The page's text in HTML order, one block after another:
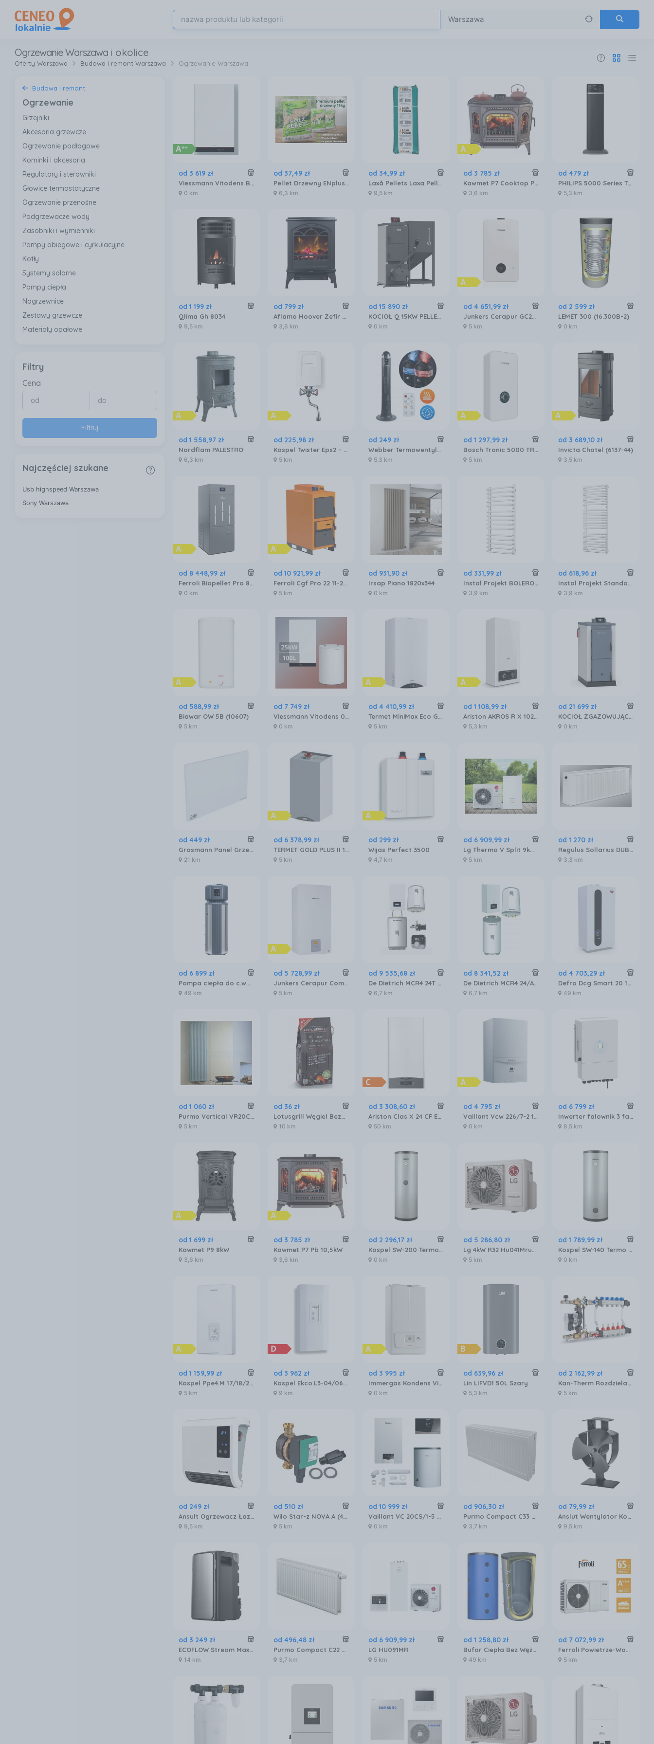
Ogrzewanie Warszawa i okolice
Oferty Warszawa Budowa i remont Warszawa Ogrzewanie Warszawa
Budowa i remont
Ogrzewanie
Grzejniki
Akcesoria grzewcze
Ogrzewanie podłogowe
Kominki i akcesoria
Regulatory i sterowniki
Głowice termostatyczne
Ogrzewanie przenośne
Podgrzewacze wody
Zasobniki i wymienniki
Pompy obiegowe i cyrkulacyjne
Kotły
Systemy solarne
Pompy ciepła
Nagrzewnice
Zestawy grzewcze
Materiały opałowe
Filtry
Cena
Filtruj
Najczęściej szukane
Usb highspeed Warszawa
Sony Warszawa
od 3 619 zł
Viessmann Vitodens Boka 050-W 25kW Z024665
0 km
od 37,49 zł
Pellet Drzewny ENplus A1 15 kg
6,3 km
od 34,99 zł
Laxå Pellets Laxa Pellets Pellety Drewniane 6mm 16kg
9,5 km
od 3 785 zł
Kawmet P7 Cooktop Pb Eco
3,6 km
od 479 zł
PHILIPS 5000 Series Termowentylator ceramiczny CX5120/11
5,3 km
od 1 199 zł
Qlima Gh 8034
9,5 km
od 799 zł
Aflamo Hoover Zefir W14
3,6 km
od 15 890 zł
KOCIOŁ Q 15KW PELLETOWY HEIZTECHNIK 30310021
0 km
od 4 651,99 zł
Junkers Cerapur GC2200W 20/25C 7736901493
5 km
od 2 599 zł
LEMET 300 (16.300B-2)
0 km
od 1 558,97 zł
Nordflam PALESTRO
6,3 km
od 225,98 zł
Kospel Twister Eps2 – 4,4
5 km
od 249 zł
Webber Termowentylator Kolumnowy TH2200B 2200W Z Nawilżaczem
5,3 km
od 1 297,99 zł
Bosch Tronic 5000 TR5001 15/18/21 EB 7736506137
5 km
od 3 689,10 zł
Invicta Chatel (6137-44)
3,5 km
od 8 448,99 zł
Ferroli Biopellet Pro 8kW
0 km
od 10 921,99 zł
Ferroli Cgf Pro 22 11-22kW 23FGZ22
5 km
od 931,90 zł
Irsap Piano 1820x344
0 km
od 331,99 zł
Instal Projekt BOLERO 500x682 (BOL-50/70B)
3,9 km
od 618,96 zł
Instal Projekt Standard GŁ-50/120
3,9 km
od 588,99 zł
Biawar OW 5B (10607)
5 km
od 7 749 zł
Viessmann Vitodens 050-W 25kW + Vitocell 100-W Cuga 100l Z028056
0 km
od 4 410,99 zł
Termet MiniMax Eco Gco-Dp-13-10 (22/22) WKD4341000000PL1
5 km
od 1 108,99 zł
Ariston AKROS R X 1020 (4332007)
5,3 km
od 21 699 zł
KOCIOŁ ZGAZOWUJĄCY DREWNO SMART HTV 20 KW HEIZTECHNIK HTV020L000
0 km
od 449 zł
Grosmann Panel Grzewczy Na Podczerwień Infra Isp 300
21 km
od 6 378,99 zł
TERMET GOLD PLUS II 1 FUN. 25 KW KOCIOŁ KONDENSACYJNY
5 km
od 299 zł
Wijas Perfect 3500
4,7 km
od 6 909,99 zł
Lg Therma V Split 9kW HU091MRHN091MR
5 km
od 1 270 zł
Regulus Sollarius DUBEL DSD2/100 200x100
3,3 km
od 6 899 zł
Pompa ciepła do c.w.u. KROMMLER 3,6 kW ze zbiornikiem 200 litrów ze stali nierdzewnej. Wersja X6
49 km
od 5 728,99 zł
Junkers Cerapur Compact ZSB 24-1 DE 7736900765
5 km
od 9 535,68 zł
De Dietrich MCR4 24T + Kocioł Gazowy 230 kW (jednofunkcyjny) + Zasobnik CWU Aquavie 125L Smart (7857045125AQVTCX) [5908287185517]
6,7 km
od 8 341,52 zł
De Dietrich MCR4 24/Aquavie100 Kocioł Gazowy Kondensacyjny 24 kW + Podgrzewacz 100 l (7857045100AQV) [5908287185388]
6,7 km
od 4 703,29 zł
Defro Dcg Smart 20 1F 20Kw (DCGSMART1F)
49 km
od 1 060 zł
Purmo Vertical VR20C 1950x300
5 km
od 36 zł
Lotusgrill Węgiel Bezdymny 1kg
10 km
od 3 308,60 zł
Ariston Clas X 24 CF EU LOW NOX (3301313)
50 km
od 4 795 zł
Vaillant Vcw 226/7-2 10019987
0 km
od 6 799 zł
Inwerter falownik 3 fazowy hybrydowy Deye SUN-10K-SG04LP3-EU, 10kW
8,5 km
od 1 699 zł
Kawmet P9 8kW
3,6 km
od 3 785 zł
Kawmet P7 Pb 10,5kW
3,6 km
od 2 296,17 zł
Kospel SW-200 Termo Max
0 km
od 5 286,80 zł
Lg 4kW R32 Hu041Mru20
5 km
od 1 789,99 zł
Kospel SW-140 Termo Max
0 km
od 1 159,99 zł
Kospel Ppe4.M 17/18/21/24 PPE4M17182124PL
5 km
od 3 962 zł
Kospel Ekco.L3-04/06/08
9 km
od 3 995 zł
Immergas Kondens Victrix Omnia V2 3035086
0 km
od 639,96 zł
Lin LIFVD1 50L Szary
5,3 km
od 2 162,99 zł
Kan-Therm Rozdzielacz Z Układem Mieszającym 5 Obwodów 1316157091
5 km
od 249 zł
Ansult Ogrzewacz Łazienkowy 23265
9,5 km
od 510 zł
Wilo Star-z NOVA A (4132761)
5 km
od 10 999 zł
Vaillant VC 20CS/1-5 + Zasobnik VIH R 120/6 B + Sterownik VRC 720 SensoComfort 10043619
0 km
od 906,30 zł
Purmo Compact C33 550x1200
3,7 km
od 79,99 zł
Anslut Wentylator Kominkowy KGZ01
9,5 km
od 3 249 zł
ECOFLOW Stream Max Magazyn Energii Z Mikroinwerterem Kod producenta EFSTREAMMAX800WEU
14 km
od 496,48 zł
Purmo Compact C22 600x1200
3,7 km
od 6 909,99 zł
LG HU091MR
5 km
od 1 258,80 zł
Bufor Ciepła Bez Wężownicy 1000L
49 km
od 7 072,99 zł
Ferroli Powietrze-Woda Monoblok 6.5 kW 2CP000BF-BH30A 2CP000BFBH30A
5 km